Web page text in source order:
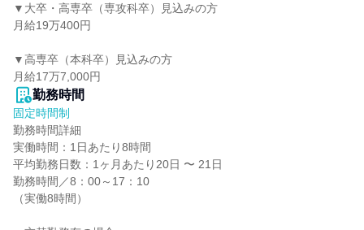
▼大卒・高専卒（専攻科卒）見込みの方
月給19万400円
▼高専卒（本科卒）見込みの方
月給17万7,000円
勤務時間
固定時間制
勤務時間詳細
実働時間：1日あたり8時間
平均勤務日数：1ヶ月あたり20日 〜 21日
勤務時間／8：00～17：10
（実働8時間）